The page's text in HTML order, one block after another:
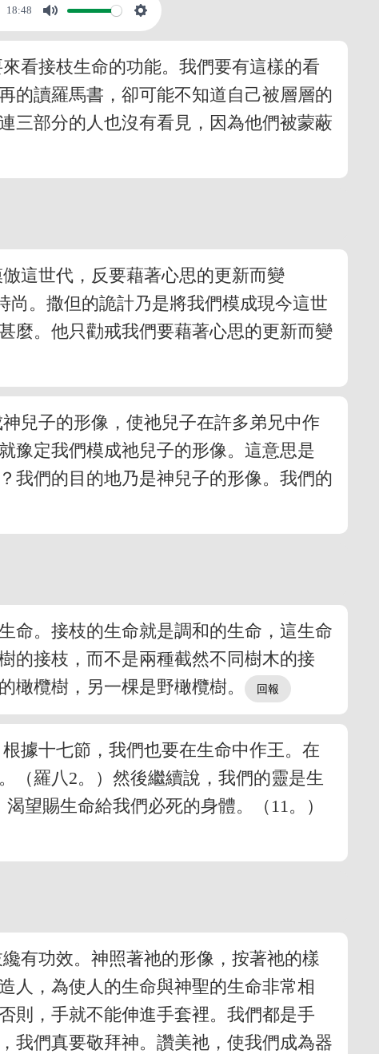
18:48
看接枝生命的功能。我們要有這樣的看
的讀羅馬書，卻可能不知道自己被層層的
三部分的人也沒有看見，因為他們被蒙蔽
這世代，反要藉著心思的更新而變
。撒但的詭計乃是將我們模成現今這世
麼。他只勸戒我們要藉著心思的更新而變
兒子的形像，使祂兒子在許多弟兄中作
豫定我們模成祂兒子的形像。這意思是
我們的目的地乃是神兒子的形像。我們的
命。接枝的生命就是調和的生命，這生命
的接枝，而不是兩種截然不同樹木的接
欖樹，另一棵是野橄欖樹。
據十七節，我們也要在生命中作王。在
（羅八2。）然後繼續說，我們的靈是生
望賜生命給我們必死的身體。（11。）
有功效。神照著祂的形像，按著祂的樣
人，為使人的生命與神聖的生命非常相
則，手就不能伸進手套裡。我們都是手
我們真要敬拜神。讚美祂，使我們成為器